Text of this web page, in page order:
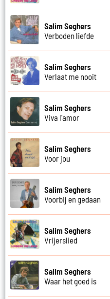
Salim Seghers
Verboden liefde
Salim Seghers
Verlaat me nooit
Salim Seghers
Viva l'amor
Salim Seghers
Voor jou
Salim Seghers
Voorbij en gedaan
Salim Seghers
Vrijerslied
Salim Seghers
Waar het goed is